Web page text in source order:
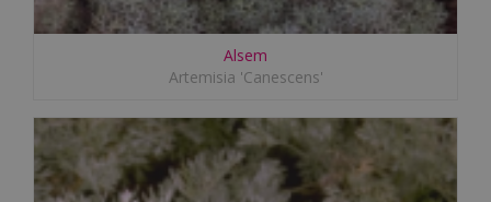
Alsem
Artemisia 'Canescens'